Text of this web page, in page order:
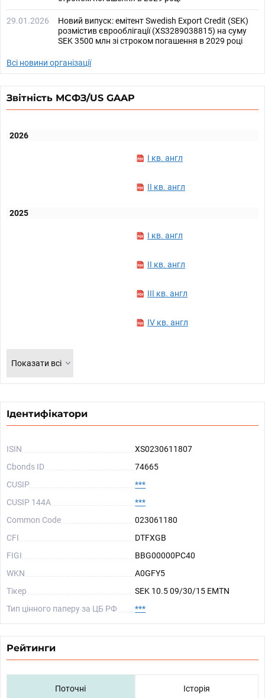
29.01.2026
Новий випуск: емітент Swedish Export Credit (SEK)
розмістив єврооблігації (XS3289038815) на суму
SEK 3500 млн зі строком погашення в 2029 році
Всі новини організації
Звітність МСФЗ/US GAAP
2026
I кв. англ
II кв. англ
2025
I кв. англ
II кв. англ
III кв. англ
IV кв. англ
Показати всі
Ідентифікатори
ISIN
XS0230611807
Cbonds ID
74665
CUSIP
***
CUSIP 144A
***
Common Code
023061180
CFI
DTFXGB
FIGI
BBG00000PC40
WKN
A0GFY5
Тікер
SEK 10.5 09/30/15 EMTN
Тип цінного паперу за ЦБ РФ
***
Рейтинги
Поточні Історія